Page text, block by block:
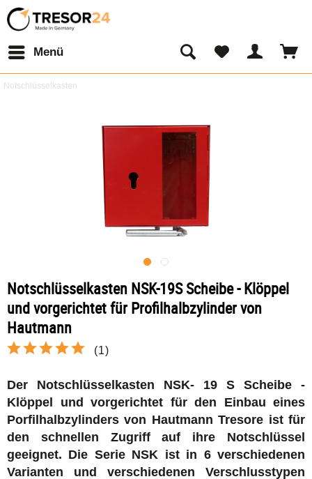
Menü
Notschlüsselkasten
Notschlüsselkasten NSK-19S Scheibe - Klöppel
und vorgerichtet für Profilhalbzylinder von
Hautmann
(1)
Der Notschlüsselkasten NSK- 19 S Scheibe -
Klöppel und vorgerichtet für den Einbau eines
Porfilhalbzylinders von Hautmann Tresore ist für
den schnellen Zugriff auf ihre Notschlüssel
geeignet. Die Serie NSK ist in 6 verschiedenen
Varianten und verschiedenen Verschlusstypen